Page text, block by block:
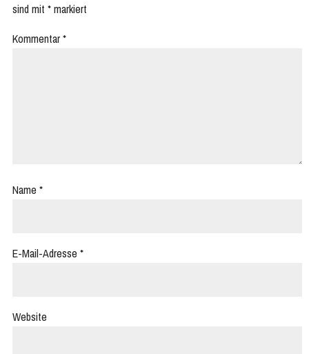
sind mit *markiert
Kommentar*
Name *
E-Mail-Adresse *
Website